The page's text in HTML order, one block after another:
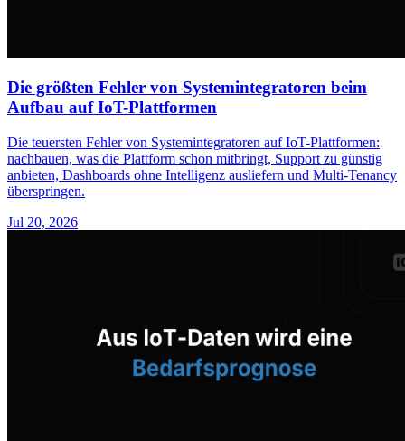
Die größten Fehler von Systemintegratoren beim
Aufbau auf IoT-Plattformen
Die teuersten Fehler von Systemintegratoren auf IoT-Plattformen:
nachbauen, was die Plattform schon mitbringt, Support zu günstig
anbieten, Dashboards ohne Intelligenz ausliefern und Multi-Tenancy
überspringen.
Jul 20, 2026